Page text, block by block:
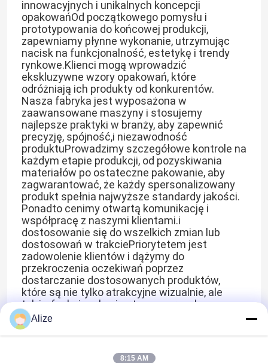
Dom
Produkty
Filmy
O nas
Wycieczka po fabryce
Kontrola jakości
Skontaktuj się z nami
Aktualności
Opakowania do napojów spożywczych
Aluminiowe opakowanie na napoje
innowacyjnych i unikalnych koncepcji
opakowańOd początkowego pomysłu i
prototypowania do końcowej produkcji,
zapewniamy płynne wykonanie, utrzymując
nacisk na funkcjonalność, estetykę i trendy
rynkowe.Klienci mogą wprowadzić
ekskluzywne wzory opakowań, które
odróżniają ich produkty od konkurentów.
Nasza fabryka jest wyposażona w
zaawansowane maszyny i stosujemy
najlepsze praktyki w branży, aby zapewnić
precyzję, spójność,i niezawodność
produktuProwadzimy szczegółowe kontrole na
każdym etapie produkcji, od pozyskiwania
materiałów po ostateczne pakowanie, aby
zagwarantować, że każdy spersonalizowany
produkt spełnia najwyższe standardy jakości.
Ponadto cenimy otwartą komunikację i
współpracę z naszymi klientami.i
dostosowanie się do wszelkich zmian lub
dostosowań w trakciePriorytetem jest
zadowolenie klientów i dążymy do
przekroczenia oczekiwań poprzez
dostarczanie dostosowanych produktów,
które są nie tylko atrakcyjne wizualnie, ale
także funkcjonalne i gotowe na rynek.
Niezależnie od tego, czy jesteś właścicielem
marki, dystrybutorem, czy sprzedawcą
detalicznym, nasze usługi personalizacji
OEM/ODM oferują bezproblemowy i wydajny
Alize
8:15 AM